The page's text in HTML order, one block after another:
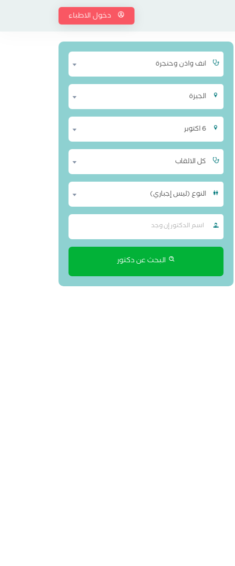
دخول الاطباء
انف واذن وحنجرة
الجيزة
6 اكتوبر
كل الالقاب
النوع (ليس إجباري)
البحث عن دكتور